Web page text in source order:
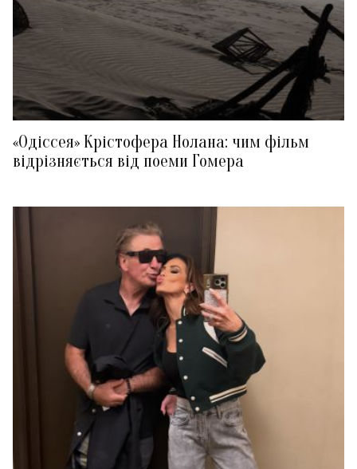
«Одіссея» Крістофера Нолана: чим фільм
відрізняється від поеми Гомера